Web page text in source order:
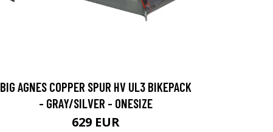
BIG AGNES COPPER SPUR HV UL3 BIKEPACK
- GRAY/SILVER - ONESIZE
629 EUR